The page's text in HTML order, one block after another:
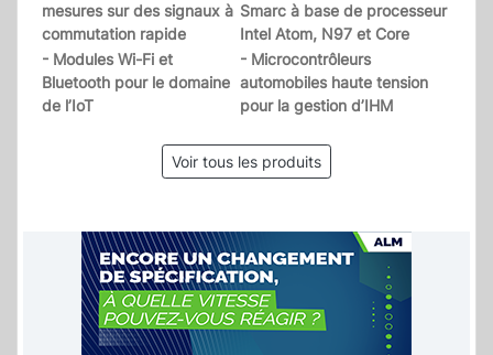
mesures sur des signaux à
commutation rapide
Smarc à base de processeur
Intel Atom, N97 et Core
- Modules Wi-Fi et
Bluetooth pour le domaine
de l’IoT
- Microcontrôleurs
automobiles haute tension
pour la gestion d’IHM
Voir tous les produits